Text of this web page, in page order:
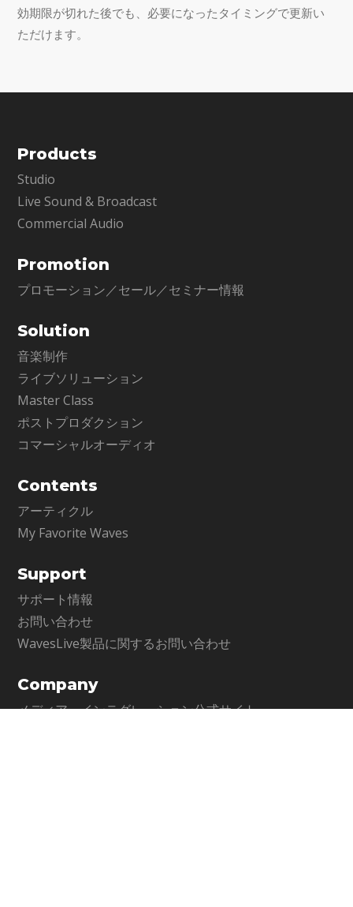
効期限が切れた後でも、必要になったタイミングで更新い
ただけます。
Products
Studio
Live Sound & Broadcast
Commercial Audio
Promotion
プロモーション／セール／セミナー情報
Solution
音楽制作
ライブソリューション
Master Class
ポストプロダクション
コマーシャルオーディオ
Contents
アーティクル
My Favorite Waves
Support
サポート情報
お問い合わせ
WavesLive製品に関するお問い合わせ
Company
メディア・インテグレーション公式サイト